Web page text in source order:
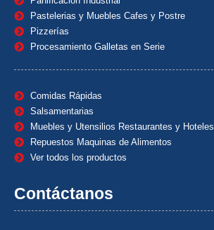
Pastelerias y Muebles Cafes y Postre
Pizzerías
Procesamiento Galletas en Serie
Comidas Rápidas
Salsamentarias
Muebles y Utensilios Restaurantes y Hoteles
Repuestos Maquinas de Alimentos
Ver todos los productos
Contáctanos